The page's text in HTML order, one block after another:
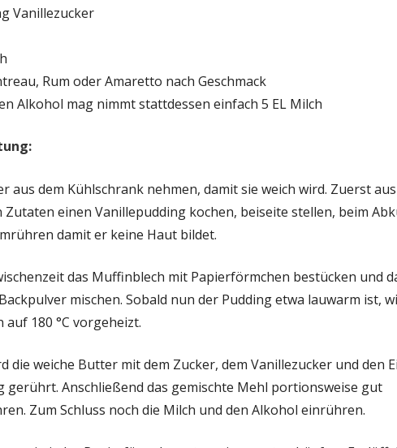
Vanillezucker
Rum oder Amaretto nach Geschmack
Alkohol mag nimmt stattdessen einfach 5 EL Milch
aus dem Kühlschrank nehmen, damit sie weich wird. Zuerst
einen Vanillepudding kochen, beiseite stellen, beim
damit er keine Haut bildet.
das Muffinblech mit Papierförmchen bestücken und
mischen. Sobald nun der Pudding etwa lauwarm ist,
auf 180 °C vorgeheizt.
die weiche Butter mit dem Zucker, dem Vanillezucker und den
gerührt. Anschließend das gemischte Mehl portionsweise gut
Zum Schluss noch die Milch und den Alkohol einrühren.